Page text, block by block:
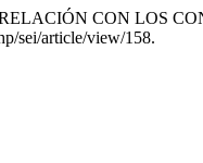
CON LOS
sei/article/view/158.